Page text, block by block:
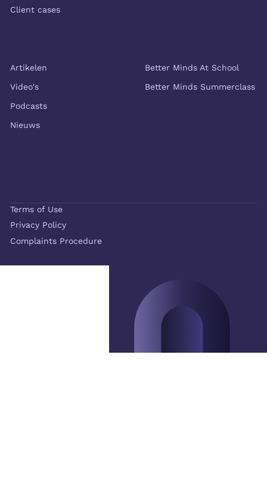
Client cases
Artikelen
Video's
Podcasts
Nieuws
Better Minds At School
Better Minds Summerclass
Terms of Use
Privacy Policy
Complaints Procedure